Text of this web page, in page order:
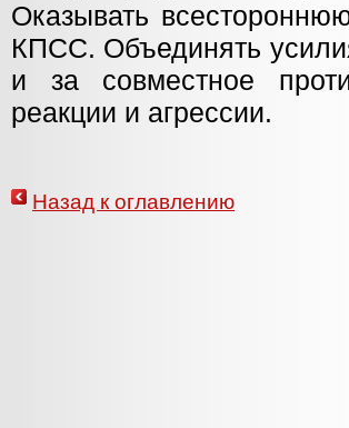
Оказывать
КПСС. Объединять
и за совместное
реакции и агрессии.
Назад к оглавлению